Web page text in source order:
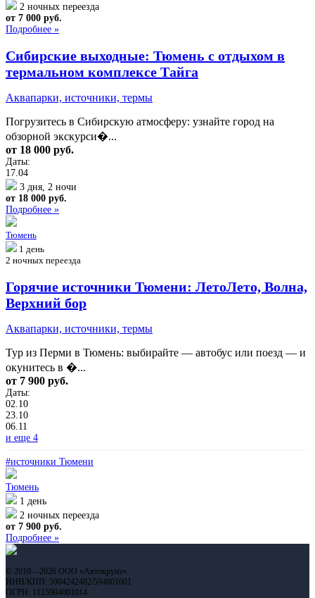
2 ночных переезда
от 7 000 руб.
Подробнее »
Сибирские выходные: Тюмень с отдыхом в
термальном комплексе Тайга
Аквапарки, источники, термы
Погрузитесь в Сибирскую атмосферу: узнайте город на
обзорной экскурси�...
от 18 000 руб.
Даты:
17.04
3 дня, 2 ночи
от 18 000 руб.
Подробнее »
Тюмень
1 день
2 ночных переезда
Горячие источники Тюмени: ЛетоЛето, Волна,
Верхний бор
Аквапарки, источники, термы
Тур из Перми в Тюмень: выбирайте — автобус или поезд — и
окунитесь в �...
от 7 900 руб.
Даты:
02.10
23.10
06.11
и еще 4
#источники Тюмени
Тюмень
1 день
2 ночных переезда
от 7 900 руб.
Подробнее »
© 2010—2026 ООО «Автокруиз».
ИНН/КПП: 5904242482/594801001
ОГРН: 1115904001014